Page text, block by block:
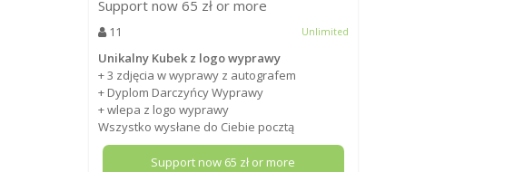
Support now65 zł or more
11 Unlimited
Unikalny Kubek z logo wyprawy
+ 3 zdjęcia w wyprawy z autografem
+ Dyplom Darczyńcy Wyprawy
+ wlepa z logo wyprawy
Wszystko wysłane do Ciebie pocztą
Support now 65 zł or more